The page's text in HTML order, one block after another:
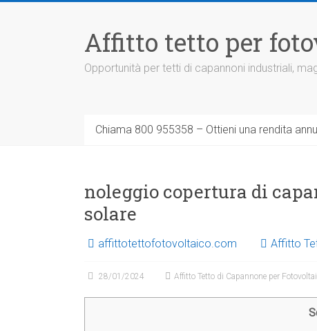
Affitto tetto per
Opportunità per tetti di capannoni industriali,
Chiama 800 955358 – Ottieni una rendita
noleggio copertura di
solare
affittotettofotovoltaico.com Affitto
28/01/2024 Affitto Tetto di Capannone per